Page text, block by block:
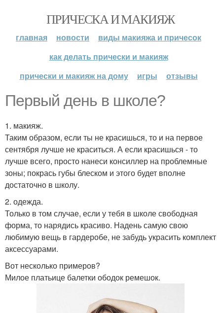
ПРИЧЕСКА И МАКИЯЖ
главная новости
виды макияжа и причесок
как делать прически и макияж
прически и макияж на дому
игры отзывы
Первый день в школе?
1. макияж.
Таким образом, если ты не красишься, то и на первое
сентября лучше не краситься. А если красишься - то
лучше всего, просто нанеси консиллер на проблемные
зоны; покрась губы блеском и этого будет вполне
достаточно в школу.
2. одежда.
Только в том случае, если у тебя в школе свободная
форма, то нарядись красиво. Надень самую свою
любимую вещь в гардеробе, не забудь украсить комплект
аксессуарами.
Вот несколько примеров?
Милое платьице балетки ободок ремешок.